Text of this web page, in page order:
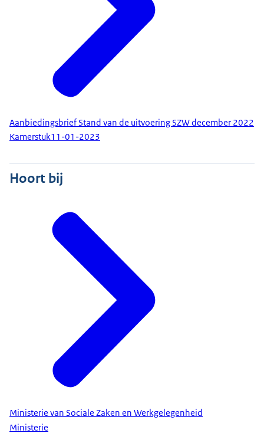
Aanbiedingsbrief Stand van de uitvoering SZW december 2022
Kamerstuk11-01-2023
Hoort bij
Ministerie van Sociale Zaken en Werkgelegenheid
Ministerie